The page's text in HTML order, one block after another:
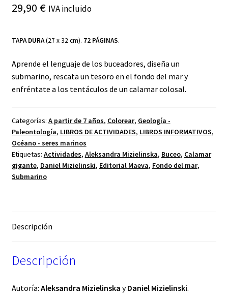
29,90 € IVA incluido
TAPA DURA(27 x 32 cm). 72 PÁGINAS.
Aprende el lenguaje de los buceadores, diseña un
submarino, rescata un tesoro en el fondo del mar y
enfréntate a los tentáculos de un calamar colosal.
Categorías: A partir de 7 años, Colorear, Geología -
Paleontología, LIBROS DE ACTIVIDADES, LIBROS INFORMATIVOS,
Océano - seres marinos
Etiquetas: Actividades, Aleksandra Mizielinska, Buceo, Calamar
gigante, Daniel Mizielinski, Editorial Maeva, Fondo del mar,
Submarino
Descripción
Descripción
Autoría: Aleksandra Mizielinska yDaniel Mizielinski.